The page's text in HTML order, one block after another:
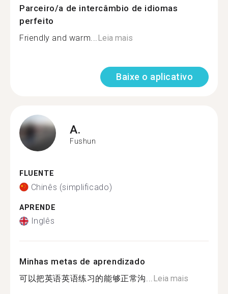
Parceiro/a de intercâmbio de idiomas
perfeito
Friendly and warm...Leia mais
Baixe o aplicativo
A.
Fushun
FLUENTE
Chinês (simplificado)
APRENDE
Inglês
Minhas metas de aprendizado
可以把英语英语练习的能够正常沟...Leia mais